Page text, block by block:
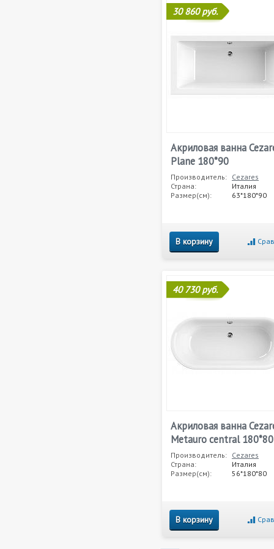
30 860 руб.
Акриловая ванна
Plane 180*90
Производитель: Cezares
Страна:
Италия
Размер(см):
63*180*90
В корзину
40 730 руб.
Акриловая ванна
Metauro central 180*80
Производитель: Cezares
Страна:
Италия
Размер(см):
56*180*80
В корзину